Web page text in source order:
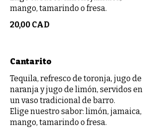
mango, tamarindo o fresa.
20,00 CAD
Cantarito
Tequila, refresco de toronja, jugo de
naranja y jugo de limón, servidos en
un vaso tradicional de barro.
Elige nuestro sabor: limón, jamaica,
mango, tamarindo o fresa.